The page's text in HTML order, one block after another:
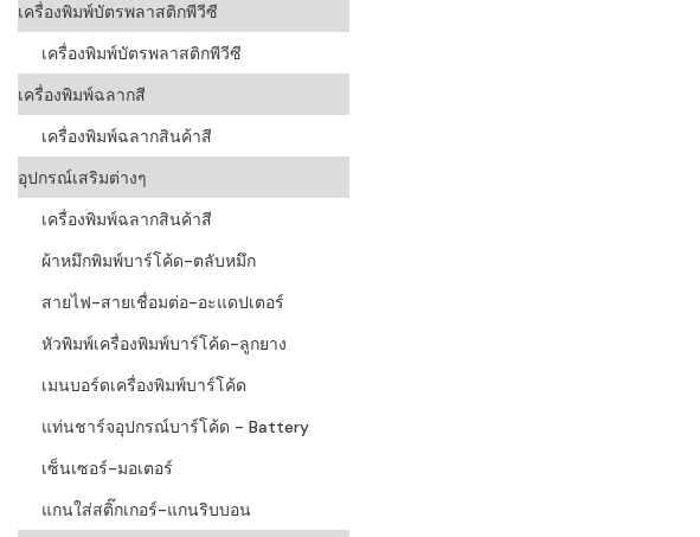
เครื่องพิมพ์บัตรพลาสติกพีวีซี
เครื่องพิมพ์บัตรพลาสติกพีวีซี
เครื่องพิมพ์ฉลากสี
เครื่องพิมพ์ฉลากสินค้าสี
อุปกรณ์เสริมต่างๆ
เครื่องพิมพ์ฉลากสินค้าสี
ผ้าหมึกพิมพ์บาร์โค้ด-ตลับหมึก
สายไฟ-สายเชื่อมต่อ-อะแดปเตอร์
หัวพิมพ์เครื่องพิมพ์บาร์โค้ด-ลูกยาง
เมนบอร์ดเครื่องพิมพ์บาร์โค้ด
แท่นชาร์จอุปกรณ์บาร์โค้ด - Battery
เซ็นเซอร์-มอเตอร์
แกนใส่สติ๊กเกอร์-แกนริบบอน